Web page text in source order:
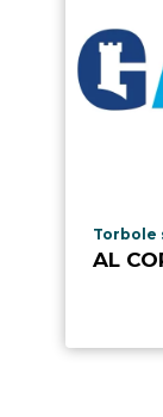
Torbole
AL